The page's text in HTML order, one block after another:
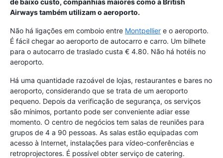
de baixo custo, companhias maiores como a British
Airways também utilizam o aeroporto.
Não há ligações em comboio entre Montpellier e o aeroporto.
É fácil chegar ao aeroporto de autocarro e carro. Um bilhete
para o autocarro de traslado custa € 4.80. Não há hotéis no
aeroporto.
Há uma quantidade razoável de lojas, restaurantes e bares no
aeroporto, considerando que se trata de um aeroporto
pequeno. Depois da verificação de segurança, os serviços
são mínimos, portanto pode ser conveniente adiar esse
momento. O centro de negócios tem salas de reuniões para
grupos de 4 a 90 pessoas. As salas estão equipadas com
acesso à Internet, instalações para vídeo-conferências e
retroprojectores. É possível obter serviço de catering.